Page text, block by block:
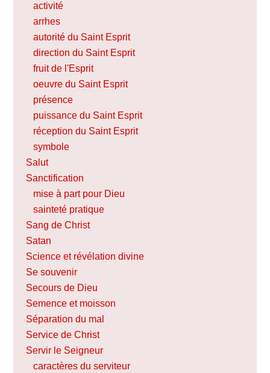
activité
arrhes
autorité du Saint Esprit
direction du Saint Esprit
fruit de l'Esprit
oeuvre du Saint Esprit
présence
puissance du Saint Esprit
réception du Saint Esprit
symbole
Salut
Sanctification
mise à part pour Dieu
sainteté pratique
Sang de Christ
Satan
Science et révélation divine
Se souvenir
Secours de Dieu
Semence et moisson
Séparation du mal
Service de Christ
Servir le Seigneur
caractères du serviteur